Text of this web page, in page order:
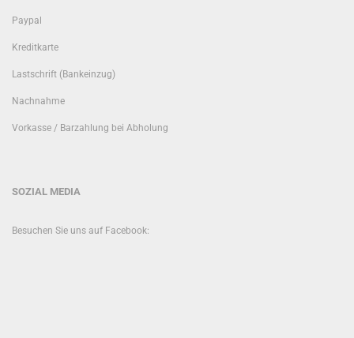
Paypal
Kreditkarte
Lastschrift (Bankeinzug)
Nachnahme
Vorkasse / Barzahlung bei Abholung
SOZIAL MEDIA
Besuchen Sie uns auf Facebook: